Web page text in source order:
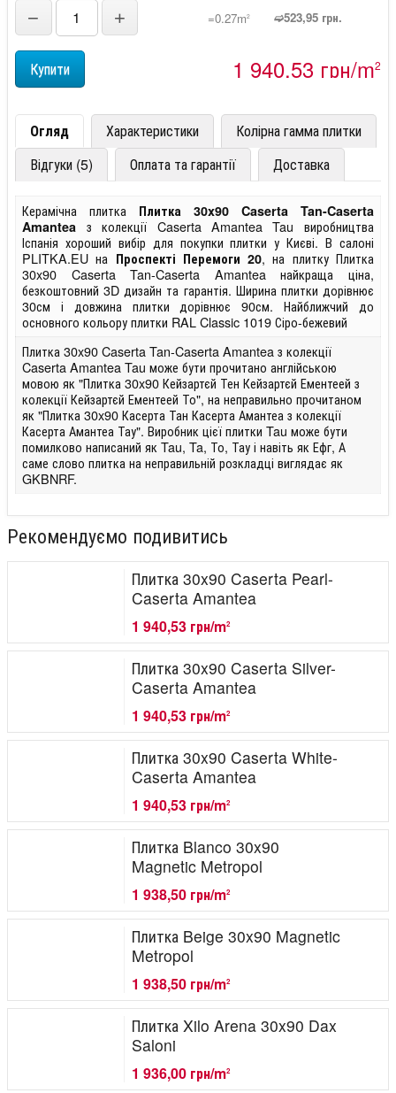
− + =0.27m2 ➫523,95 грн.
1 940,53 грн/m2
Огляд Характеристики
Колірна гамма плитки
Відгуки (5)
Оплата та гарантії Доставка
Керамічна плитка Плитка 30x90 Caserta Tan-Caserta
Amantea з колекції Caserta Amantea Tau виробництва
Іспанія хороший вибір для покупки плитки у Києві. В салоні
PLITKA.EU на Проспекті Перемоги 20, на плитку Плитка
30x90 Caserta Tan-Caserta Amantea найкраща ціна,
безкоштовний 3D дизайн та гарантія. Ширина плитки дорівнює
30см і довжина плитки дорівнює 90см. Найближчий до
основного кольору плитки RAL Classic 1019 Сіро-бежевий
Плитка 30x90 Caserta Tan-Caserta Amantea з колекції
Caserta Amantea Tau може бути прочитано англійською
мовою як "Плитка 30x90 Кейзартєй Тен Кейзартєй Ементеей з
колекції Кейзартєй Ементеей То", на неправильно прочитаном
як "Плитка 30x90 Касерта Тан Касерта Амантеа з колекції
Касерта Амантеа Тау". Виробник цієї плитки Tau може бути
помилково написаний як Tau, Ta, То, Тау і навіть як Ефг, А
саме слово плитка на неправильній розкладці виглядає як
GKBNRF.
Рекомендуємо подивитись
Плитка 30x90 Caserta Pearl-
Caserta Amantea
1 940,53 грн/m2
Плитка 30x90 Caserta Silver-
Caserta Amantea
1 940,53 грн/m2
Плитка 30x90 Caserta White-
Caserta Amantea
1 940,53 грн/m2
Плитка Blanco 30x90
Magnetic Metropol
1 938,50 грн/m2
Плитка Beige 30x90 Magnetic
Metropol
1 938,50 грн/m2
Плитка Xilo Arena 30x90 Dax
Saloni
1 936,00 грн/m2